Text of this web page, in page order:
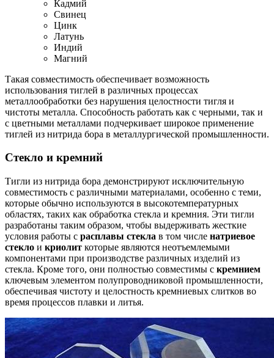
Кадмий
Свинец
Цинк
Латунь
Индий
Магний
Такая совместимость обеспечивает возможность
использования тиглей в различных процессах
металлообработки без нарушения целостности тигля и
чистоты металла. Способность работать как с черными, так и
с цветными металлами подчеркивает широкое применение
тиглей из нитрида бора в металлургической промышленности.
Стекло и кремний
Тигли из нитрида бора демонстрируют исключительную
совместимость с различными материалами, особенно с теми,
которые обычно используются в высокотемпературных
областях, таких как обработка стекла и кремния. Эти тигли
разработаны таким образом, чтобы выдерживать жесткие
условия работы с расплавы стекла в том числе натриевое
стекло и криолит которые являются неотъемлемыми
компонентами при производстве различных изделий из
стекла. Кроме того, они полностью совместимы с кремнием
ключевым элементом полупроводниковой промышленности,
обеспечивая чистоту и целостность кремниевых слитков во
время процессов плавки и литья.